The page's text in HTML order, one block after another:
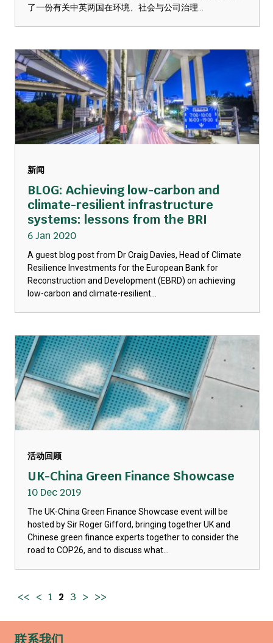
了一份有关中英两国在环境、社会与公司治理...
新闻
BLOG: Achieving low-carbon and
climate-resilient infrastructure
systems: lessons from the BRI
6 Jan 2020
A guest blog post from Dr Craig Davies, Head of Climate
Resilience Investments for the European Bank for
Reconstruction and Development (EBRD) on achieving
low-carbon and climate-resilient...
活动回顾
UK-China Green Finance Showcase
10 Dec 2019
The UK-China Green Finance Showcase event will be
hosted by Sir Roger Gifford, bringing together UK and
Chinese green finance experts together to consider the
road to COP26, and to discuss what...
<< < 1 2 3 > >>
联系我们